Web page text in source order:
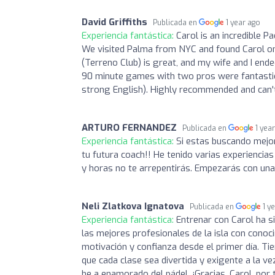
David Griffiths Publicada en 1 year ago
Experiencia fantástica: Carol is an incredible
We visited Palma from NYC and found Carol
(Terreno Club) is great, and my wife and I
90 minute games with two pros were
strong English). Highly recommended and
ARTURO FERNANDEZ Publicada en 1
Experiencia fantástica: Si estas buscando
tu futura coach!! He tenido varias
y horas no te arrepentirás. Empezarás con
Neli Zlatkova Ignatova Publicada en 1
Experiencia fantástica: Entrenar con Carol ha
las mejores profesionales de la isla con
motivación y confianza desde el primer día.
que cada clase sea divertida y exigente a la